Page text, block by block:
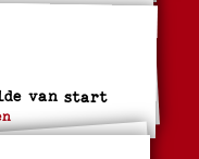
van start